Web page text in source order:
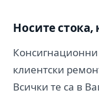
Носите стока,
клиентски
Всички те са в